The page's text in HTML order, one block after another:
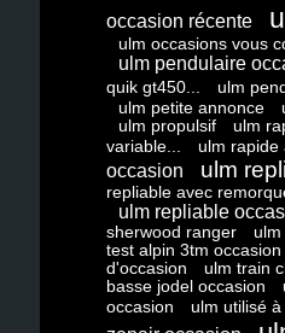
occasion récente
ulm occasions vous
ulm pendulaire
quik gt450...
ulm
ulm petite annonce
ulm propulsif
ulm
variable...
ulm rapide
occasion ulm
repliable avec
ulm repliable
sherwood ranger
ulm
test alpin 3tm occasion
d'occasion
ulm train
basse jodel occasion
occasion
ulm utilisé